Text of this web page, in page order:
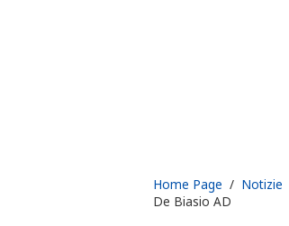
Home Page / Notizie
De Biasio AD